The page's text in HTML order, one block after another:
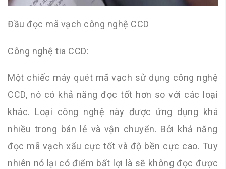
Đầu đọc mã vạch công nghệ CCD
Công nghệ tia CCD:
Một chiếc máy quét mã vạch sử dụng công nghệ
CCD, nó có khả năng đọc tốt hơn so với các loại
khác. Loại công nghệ này được ứng dụng khá
nhiều trong bán lẻ và vận chuyển. Bởi khả năng
đọc mã vạch xấu cực tốt và độ bền cực cao. Tuy
nhiên nó lại có điểm bất lợi là sẽ không đọc được